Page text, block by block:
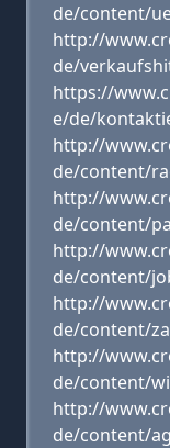
de/content/
http://
de/
https://
e/de/
http://
de/content/
http://
de/content/
http://
de/content/
http://
de/content/
http://
de/content/
http://
de/content/